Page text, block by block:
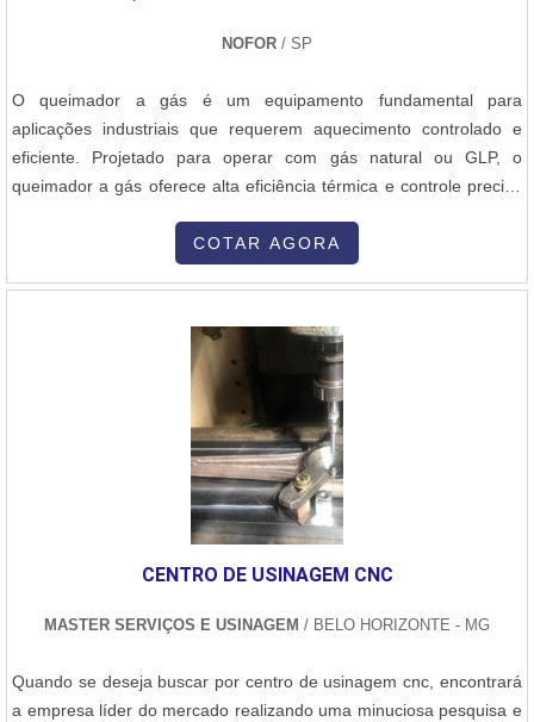
foco é oferecer tudo que há de mais atual para garantir a
qualidade final para cada cliente.GARANTIA E ASSERTIVIDADE
NO SEGMENTOSomente na M M e Manutenção e Montagem
for montagem, fabricação e manutenção industrial. Os clientes
encontram itens como secadores de grãos e montagem de
tubulações em aço carbono com ótima qualidade e excelente
custo-benefício.Se diferenciando dentro de seu segmento, a
empresa consegue também proporcionar um atendimento
cuidadoso e que busca a satisfação do cliente. A M M e
Manutenção e Montagem é uma empresa que tem despontado no
segmento por toda seriedade e qualidade, onde garantem o
sucesso aos parceiros de ponta a ponta.
NOFOR / SP
O queimador a gás é um equipamento fundamental para
aplicações industriais que requerem aquecimento controlado e
eficiente. Projetado para operar com gás natural ou GLP, o
queimador a gás oferece alta eficiência térmica e controle preciso
Nofor, empresa nacional desde 1965, é líder na fabricação e
industrial. Com atuação em todo o Brasil e exportação para
diversos países, a Nofor se destaca pelo compromisso com a
qualidade e o excelente atendimento, estando sempre à disposição
para atender todas as solicitações de seus clientes.
COTAR AGORA
CENTRO DE USINAGEM CNC
MASTER SERVIÇOS E USINAGEM / BELO HORIZONTE - MG
Quando se deseja buscar por centro de usinagem cnc, encontrará
a empresa líder do mercado realizando uma minuciosa pesquisa e